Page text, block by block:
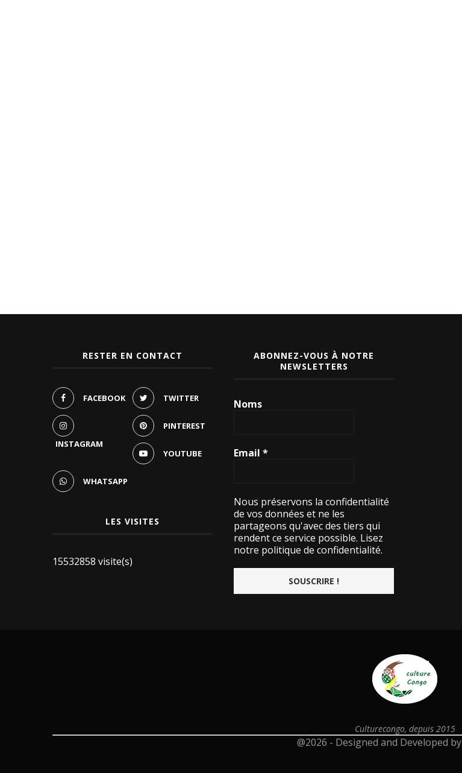
RESTER EN CONTACT
FACEBOOK TWITTER
INSTAGRAM
PINTEREST
YOUTUBE
WHATSAPP
LES VISITES
15532858 visite(s)
ABONNEZ-VOUS À NOTRE
NEWSLETTERS
Noms
Email*
Nous préservons la confidentialité
de vos données et ne les
partageons qu'avec des tiers qui
rendent ce service possible. Lisez
notre politique de confidentialité.
Culturecongo, depuis 2015
@2026 - Designed and Developed by